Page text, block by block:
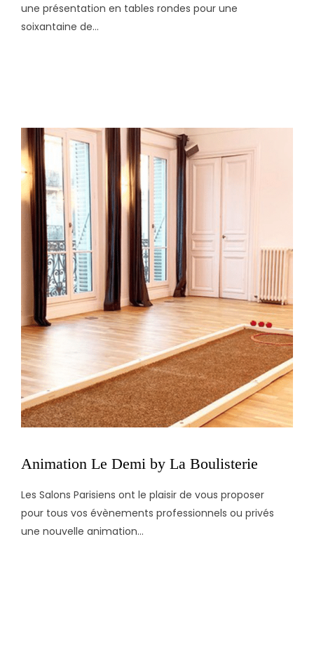
une présentation en tables rondes pour une
soixantaine de...
Animation Le Demi by La Boulisterie
Les Salons Parisiens ont le plaisir de vous proposer
pour tous vos évènements professionnels ou privés
une nouvelle animation...